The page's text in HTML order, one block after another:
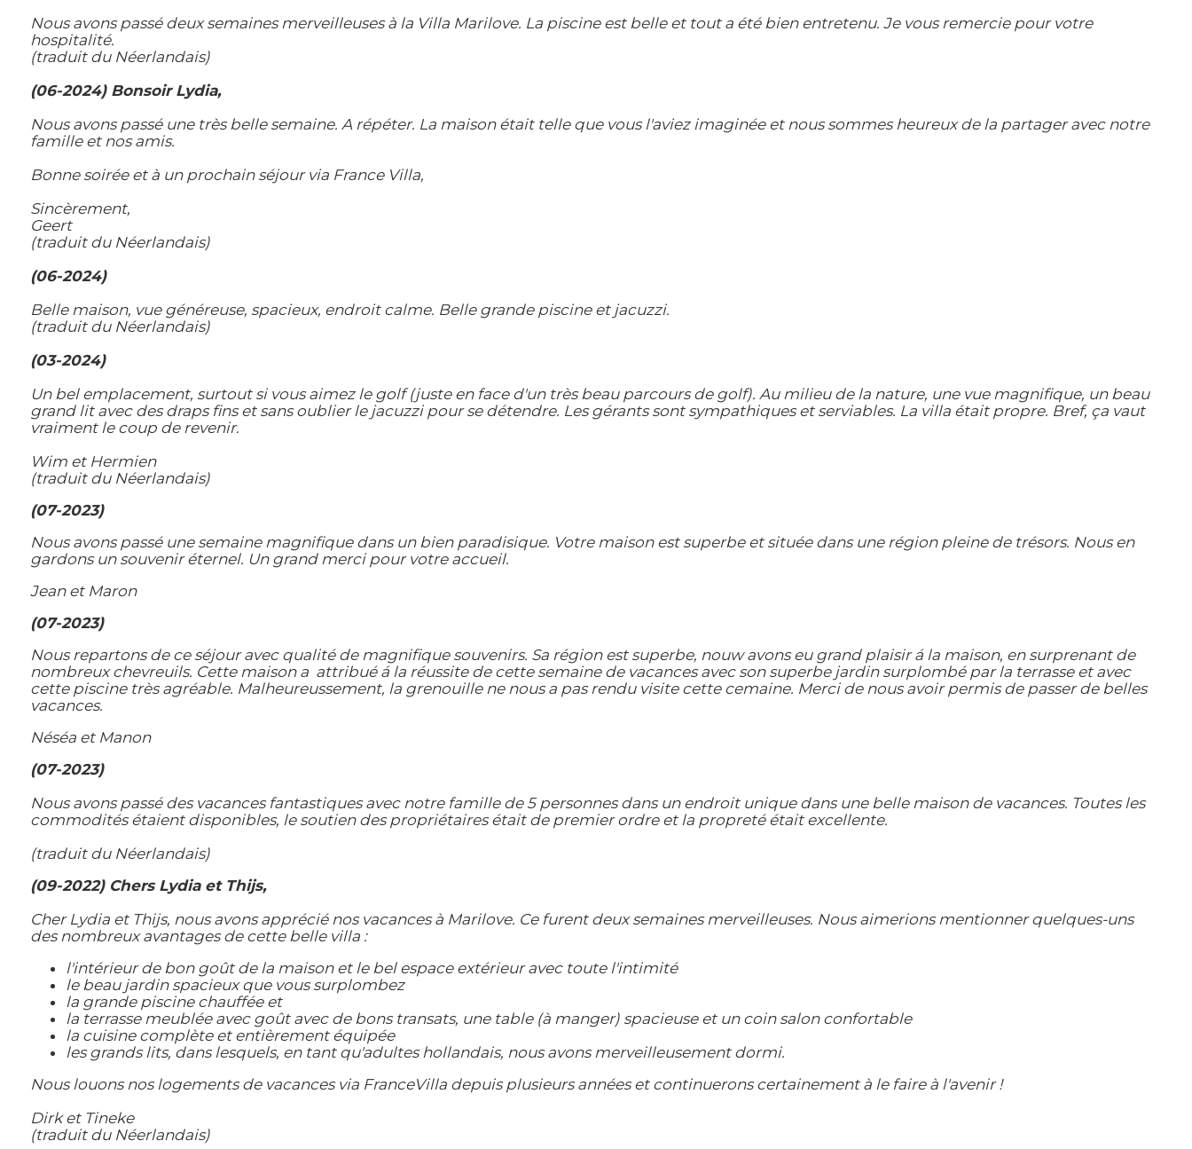
Nous avons passé deux semaines merveilleuses à la Villa Marilove. La piscine est belle et tout a été bien entretenu. Je vous remercie pour votre
hospitalité.
(traduit du Néerlandais)
(06-2024) Bonsoir Lydia,
Nous avons passé une très belle semaine. A répéter. La maison était telle que vous l'aviez imaginée et nous sommes heureux de la partager avec notre
famille et nos amis.
Bonne soirée et à un prochain séjour via France Villa,
Sincèrement,
Geert
(traduit du Néerlandais)
(06-2024)
Belle maison, vue généreuse, spacieux, endroit calme. Belle grande piscine et jacuzzi.
(traduit du Néerlandais)
(03-2024)
Un bel emplacement, surtout si vous aimez le golf (juste en face d'un très beau parcours de golf). Au milieu de la nature, une vue magnifique, un beau
grand lit avec des draps fins et sans oublier le jacuzzi pour se détendre. Les gérants sont sympathiques et serviables. La villa était propre. Bref, ça vaut
vraiment le coup de revenir.
Wim et Hermien
(traduit du Néerlandais)
(07-2023)
Nous avons passé une semaine magnifique dans un bien paradisique. Votre maison est superbe et située dans une région pleine de trésors. Nous en
gardons un souvenir éternel. Un grand merci pour votre accueil.
Jean et Maron
(07-2023)
Nous repartons de ce séjour avec qualité de magnifique souvenirs. Sa région est superbe, nouw avons eu grand plaisir á la maison, en surprenant de
nombreux chevreuils. Cette maison a attribué á la réussite de cette semaine de vacances avec son superbe jardin surplombé par la terrasse et avec
cette piscine très agréable. Malheureussement, la grenouille ne nous a pas rendu visite cette cemaine. Merci de nous avoir permis de passer de belles
vacances.
Néséa et Manon
(07-2023)
Nous avons passé des vacances fantastiques avec notre famille de 5 personnes dans un endroit unique dans une belle maison de vacances. Toutes les
commodités étaient disponibles, le soutien des propriétaires était de premier ordre et la propreté était excellente.
(traduit du Néerlandais)
(09-2022) Chers Lydia et Thijs,
Cher Lydia et Thijs, nous avons apprécié nos vacances à Marilove. Ce furent deux semaines merveilleuses. Nous aimerions mentionner quelques-uns
des nombreux avantages de cette belle villa :
l'intérieur de bon goût de la maison et le bel espace extérieur avec toute l'intimité
le beau jardin spacieux que vous surplombez
la grande piscine chauffée et
la terrasse meublée avec goût avec de bons transats, une table (à manger) spacieuse et un coin salon confortable
la cuisine complète et entièrement équipée
les grands lits, dans lesquels, en tant qu'adultes hollandais, nous avons merveilleusement dormi.
Nous louons nos logements de vacances via FranceVilla depuis plusieurs années et continuerons certainement à le faire à l'avenir !
Dirk et Tineke
(traduit du Néerlandais)